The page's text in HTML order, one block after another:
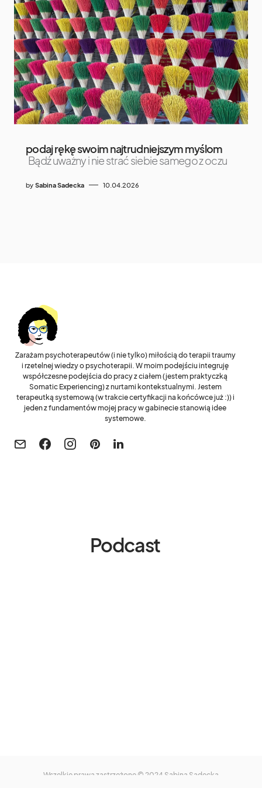
podaj rękę swoim najtrudniejszym myślom
Bądź uważny i nie strać siebie samego z oczu
by Sabina Sadecka 10.04.2026
Zarażam psychoterapeutów (i nie tylko) miłością do terapii traumy
i rzetelnej wiedzy o psychoterapii. W moim podejściu integruję
współczesne podejścia do pracy z ciałem (jestem praktyczką
Somatic Experiencing) z nurtami kontekstualnymi. Jestem
terapeutką systemową (w trakcie certyfikacji na końcówce już :)) i
jeden z fundamentów mojej pracy w gabinecie stanowią idee
systemowe.
Podcast
Wszelkie prawa zastrzeżone © 2024 Sabina Sadecka